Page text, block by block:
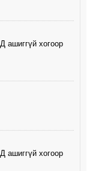
ашиггүй хогоор
ашиггүй хогоор